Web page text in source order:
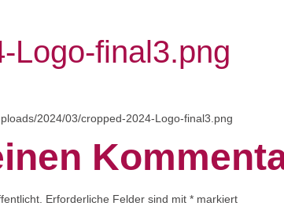
Logo-final3.png
2024/03/cropped-2024-Logo-final3.png
Erforderliche Felder sind mit * markiert